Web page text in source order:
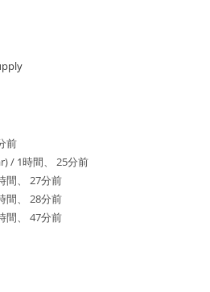
前
) / 1時間、 25分前
間、 27分前
間、 28分前
間、 47分前